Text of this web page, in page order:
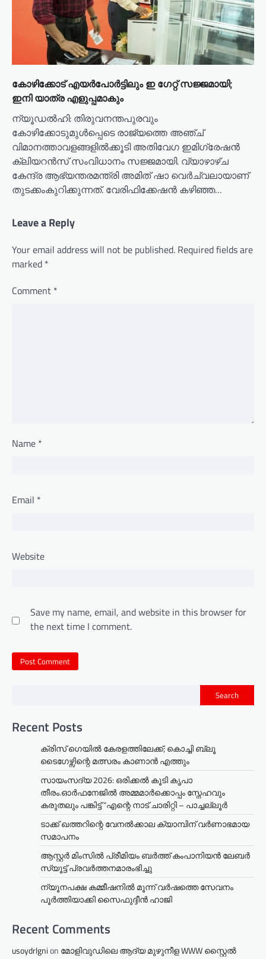
കോഴിക്കോട് എയർപോർട്ടിലും ഇ ഗേറ്റ് സജ്ജമായി;
ഇനി യാത്ര എളുപ്പമാകും
ന്യൂഡൽഹി: തിരുവനന്തപുരവും
കോഴിക്കോടുമുൾപ്പെടെ രാജ്യത്തെ അഞ്ച്
വിമാനത്താവളങ്ങളിൽക്കൂടി അതിവേഗ ഇമിഗ്രേഷൻ
ക്ലിയറൻസ് സംവിധാനം സജ്ജമായി. വ്യാഴാഴ്ച
കേന്ദ്ര ആഭ്യന്തരമന്ത്രി അമിത് ഷാ വെർച്വലായാണ്
തുടക്കംകുറിക്കുന്നത്. വേരിഫിക്കേഷൻ കഴിഞ്ഞ…
Leave a Reply
Your email address will not be published. Required fields are
marked *
Comment *
Name *
Email *
Website
Save my name, email, and website in this browser for
the next time I comment.
Search
Recent Posts
ക്രിസ് ഗെയിൽ കേരളത്തിലേക്ക്; കൊച്ചി ബ്ലൂ
ടൈഗേഴ്സിന്റെ മത്സരം കാണാൻ എത്തും
സായംസദ്യ 2026: ഒരിക്കൽ കൂടി കൃപാ
തീരം.ഓർഫനേജിൽ അമ്മമാർക്കൊപ്പം സ്നേഹവും
കരുതലും പങ്കിട്ട് “എന്റെ നാട് ചാരിറ്റി – പാച്ചല്ലൂർ
ടാക്ക് ഖത്തറിന്റെ വേനൽക്കാല ക്യാമ്പിന് വർണാഭമായ
സമാപനം
ആസ്റ്റർ മിംസിൽ പ്രീമിയം ബർത്ത് കംപാനിയൻ ലേബർ
സ്യൂട്ട് പ്രവർത്തനമാരംഭിച്ചു
ന്യൂനപക്ഷ കമ്മീഷനിൽ മൂന്ന് വർഷത്തെ സേവനം
പൂർത്തിയാക്കി സൈഫുദ്ദീൻ ഹാജി
Recent Comments
usoydrlgnion മോളിവുഡിലെ ആദ്യ മുഴുനീള WWW സ്റ്റൈൽ